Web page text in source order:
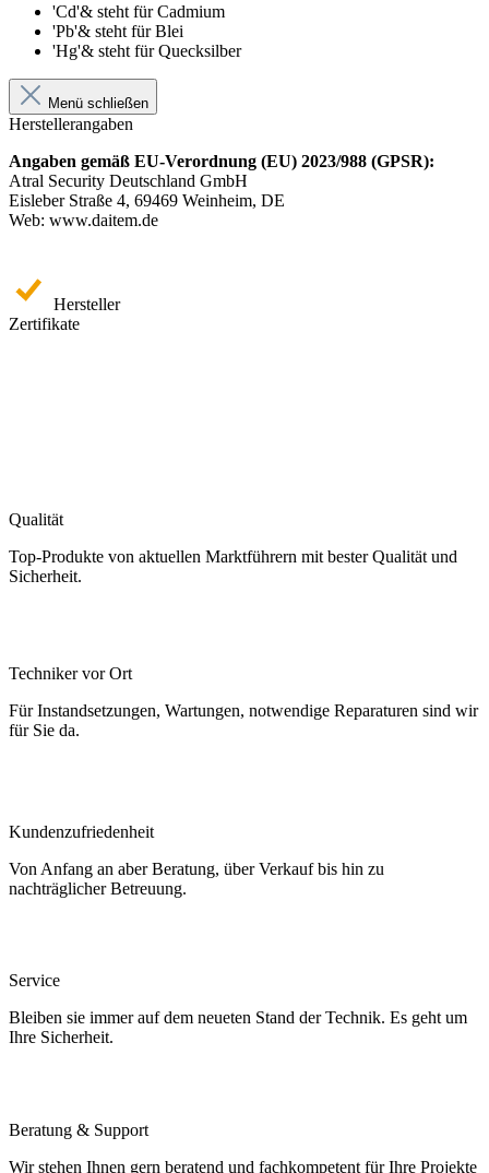
'Cd'& steht für Cadmium
'Pb'& steht für Blei
'Hg'& steht für Quecksilber
Menü schließen
Herstellerangaben
Angaben gemäß EU-Verordnung (EU) 2023/988 (GPSR):
Atral Security Deutschland GmbH
Eisleber Straße 4, 69469 Weinheim, DE
Web: www.daitem.de
Hersteller
Zertifikate
Qualität
Top-Produkte von aktuellen Marktführern mit bester Qualität und
Sicherheit.
Techniker vor Ort
Für Instandsetzungen, Wartungen, notwendige Reparaturen sind wir
für Sie da.
Kundenzufriedenheit
Von Anfang an aber Beratung, über Verkauf bis hin zu
nachträglicher Betreuung.
Service
Bleiben sie immer auf dem neueten Stand der Technik. Es geht um
Ihre Sicherheit.
Beratung & Support
Wir stehen Ihnen gern beratend und fachkompetent für Ihre Projekte